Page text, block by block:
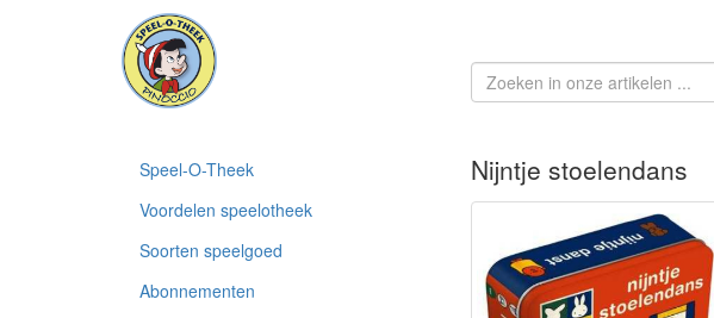
Speel-O-Theek
Voordelen speelotheek
Soorten speelgoed
Abonnementen
Nijntje stoelendans